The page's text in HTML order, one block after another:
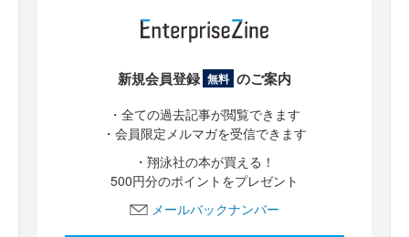
新規会員登録 無料 のご案内
・全ての過去記事が閲覧できます
・会員限定メルマガを受信できます
・翔泳社の本が買える！
500円分のポイントをプレゼント
メールバックナンバー